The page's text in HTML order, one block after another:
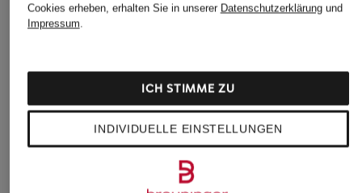
BOGNER
Golfshorts ZITA
Cookies erheben, erhalten Sie in unserer Datenschutzerklärungund
Impressum.
INDIVIDUELLE EINSTELLUNGEN
ICH STIMME ZU